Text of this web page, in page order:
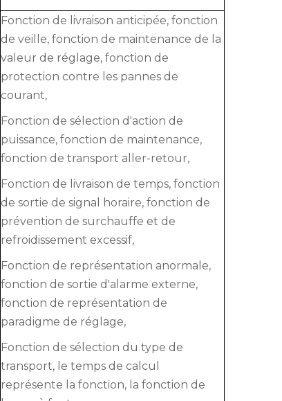
Fonction de livraison anticipée, fonction
de veille, fonction de maintenance de la
valeur de réglage, fonction de
protection contre les pannes de
courant,
Fonction de sélection d'action de
puissance, fonction de maintenance,
fonction de transport aller-retour,
Fonction de livraison de temps, fonction
de sortie de signal horaire, fonction de
prévention de surchauffe et de
refroidissement excessif,
Fonction de représentation anormale,
fonction de sortie d'alarme externe,
fonction de représentation de
paradigme de réglage,
Fonction de sélection du type de
transport, le temps de calcul
représente la fonction, la fonction de